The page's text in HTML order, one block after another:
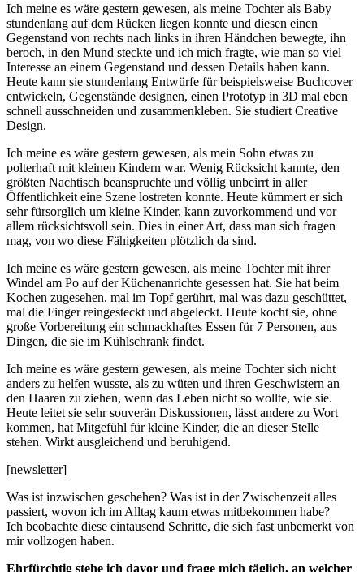
Ich meine es wäre gestern gewesen, als meine Tochter als Baby
stundenlang auf dem Rücken liegen konnte und diesen einen
Gegenstand von rechts nach links in ihren Händchen bewegte, ihn
beroch, in den Mund steckte und ich mich fragte, wie man so viel
Interesse an einem Gegenstand und dessen Details haben kann.
Heute kann sie stundenlang Entwürfe für beispielsweise Buchcover
entwickeln, Gegenstände designen, einen Prototyp in 3D mal eben
schnell ausschneiden und zusammenkleben. Sie studiert Creative
Design.
Ich meine es wäre gestern gewesen, als mein Sohn etwas zu
polterhaft mit kleinen Kindern war. Wenig Rücksicht kannte, den
größten Nachtisch beanspruchte und völlig unbeirrt in aller
Öffentlichkeit eine Szene lostreten konnte. Heute kümmert er sich
sehr fürsorglich um kleine Kinder, kann zuvorkommend und vor
allem rücksichtsvoll sein. Dies in einer Art, dass man sich fragen
mag, von wo diese Fähigkeiten plötzlich da sind.
Ich meine es wäre gestern gewesen, als meine Tochter mit ihrer
Windel am Po auf der Küchenanrichte gesessen hat. Sie hat beim
Kochen zugesehen, mal im Topf gerührt, mal was dazu geschüttet,
mal die Finger reingesteckt und abgeleckt. Heute kocht sie, ohne
große Vorbereitung ein schmackhaftes Essen für 7 Personen, aus
Dingen, die sie im Kühlschrank findet.
Ich meine es wäre gestern gewesen, als meine Tochter sich nicht
anders zu helfen wusste, als zu wüten und ihren Geschwistern an
den Haaren zu ziehen, wenn das Leben nicht so wollte, wie sie.
Heute leitet sie sehr souverän Diskussionen, lässt andere zu Wort
kommen, hat Mitgefühl für kleine Kinder, die an dieser Stelle
stehen. Wirkt ausgleichend und beruhigend.
[newsletter]
Was ist inzwischen geschehen? Was ist in der Zwischenzeit alles
passiert, wovon ich im Alltag kaum etwas mitbekommen habe?
Ich beobachte diese eintausend Schritte, die sich fast unbemerkt von
mir vollzogen haben.
Ehrfürchtig stehe ich davor und frage mich täglich, an welcher